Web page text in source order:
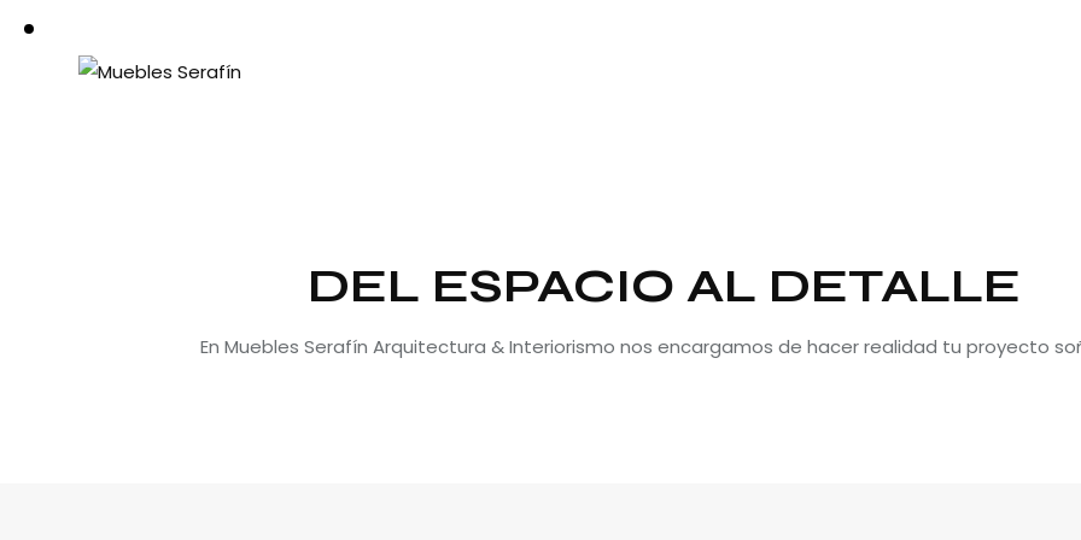
DEL ESPACIO AL DETALLE
En Muebles Serafín Arquitectura & Interiorismo nos encargamos de hacer realidad tu proyecto